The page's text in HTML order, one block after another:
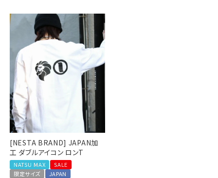
ブランドメニュー
新商品
カテゴリー
スタイリング
ニュース・特集
ランキング
お問い合わせ
[NESTA BRAND] JAPAN加
工 ダブルアイコン ロンT
NATSU MAX
SALE
限定サイズ
JAPAN